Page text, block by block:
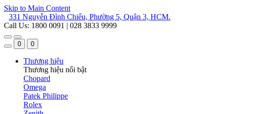
Skip to Main Content
331 Nguyễn Đình Chiểu, Phường 5, Quận 3, HCM.
Call Us: 1800 0091 | 028 3833 9999
0 0
Thương hiệu
Thương hiệu nổi bật
Chopard
Omega
Patek Philippe
Rolex